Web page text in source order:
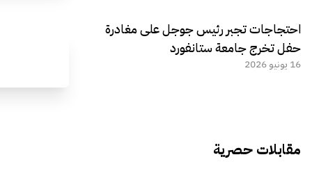
احتجاجات تجبر رئيس جوجل على مغادرة
حفل تخرج جامعة ستانفورد
16 يونيو 2026
مقابلات حصرية